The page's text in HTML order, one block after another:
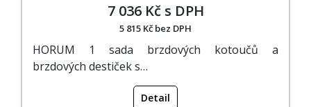
7 036 Kč s DPH
5 815 Kč bez DPH
HORUM 1 sada brzdových kotoučů a
brzdových destiček s…
Detail